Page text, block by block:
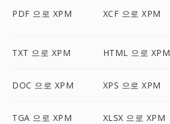
PDF 으로 XPM XCF 으로 XPM
TXT 으로 XPM HTML 으로 XPM
DOC 으로 XPM XPS 으로 XPM
TGA 으로 XPM XLSX 으로 XPM